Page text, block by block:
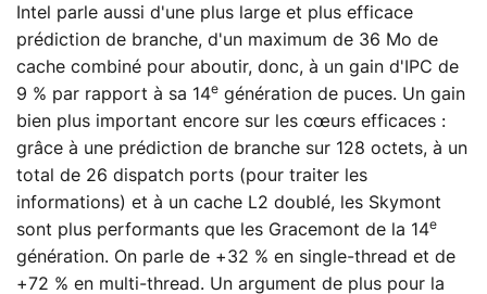
Intel parle aussi d'une plus large et plus efficace
prédiction de branche, d'un maximum de 36 Mo de
cache combiné pour aboutir, donc, à un gain d'IPC de
9 % par rapport à sa 14e génération de puces. Un gain
bien plus important encore sur les cœurs efficaces :
grâce à une prédiction de branche sur 128 octets, à un
total de 26 dispatch ports (pour traiter les
informations) et à un cache L2 doublé, les Skymont
sont plus performants que les Gracemont de la 14e
génération. On parle de +32 % en single-thread et de
+72 % en multi-thread. Un argument de plus pour la